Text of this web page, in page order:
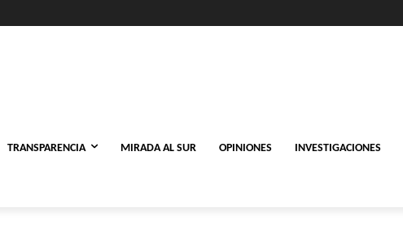
TRANSPARENCIA MIRADA AL SUR OPINIONES INVESTIGACIONES